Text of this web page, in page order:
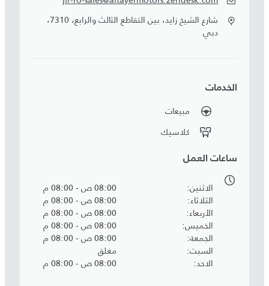
شارع الشيخ زايد، بين التقاطع الثالث والرابع، 7310،
دبي
الخدمات
مبيعات
كلاسيك
ساعات العمل
الاثنين
08:00 ص - 08:00 م
الثلاثاء
08:00 ص - 08:00 م
الأربعاء
08:00 ص - 08:00 م
الخميس
08:00 ص - 08:00 م
الجمعة
08:00 ص - 08:00 م
السبت
مغلق
الاحد
08:00 ص - 08:00 م